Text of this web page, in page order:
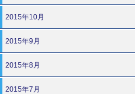
2015年10月
2015年9月
2015年8月
2015年7月